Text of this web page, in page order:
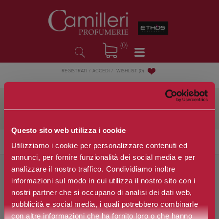
Questo sito web utilizza i cookie
Utilizziamo i cookie per personalizzare contenuti ed
annunci, per fornire funzionalità dei social media e per
analizzare il nostro traffico. Condividiamo inoltre
informazioni sul modo in cui utilizza il nostro sito con i
nostri partner che si occupano di analisi dei dati web,
pubblicità e social media, i quali potrebbero combinarle
con altre informazioni che ha fornito loro o che hanno
(0)
REGISTRATI ACCEDI WISHLIST (0)
CERCA
Cerca per parola:
Ricerca avanzata